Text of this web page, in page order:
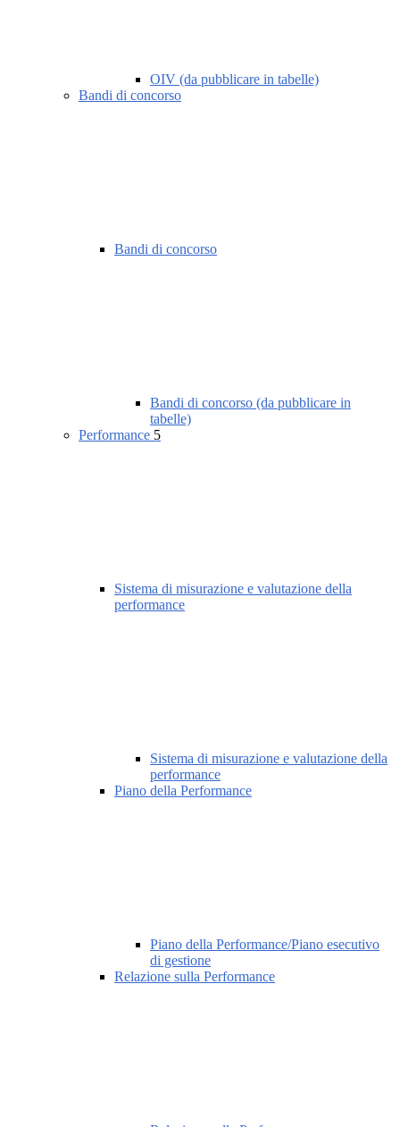
OIV (da pubblicare in tabelle)
Bandi di concorso
Bandi di concorso
Bandi di concorso (da pubblicare in
tabelle)
Performance 5
Sistema di misurazione e valutazione della
performance
Sistema di misurazione e valutazione della
performance
Piano della Performance
Piano della Performance/Piano esecutivo
di gestione
Relazione sulla Performance